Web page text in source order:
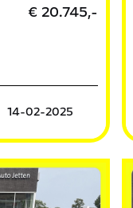
€ 20.745,-
14-02-2025